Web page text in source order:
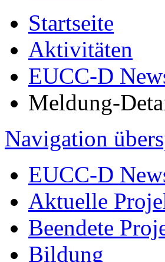
Startseite
Aktivitäten
EUCC-D
Meldung-
Navigation
EUCC-D
Aktuelle
Beendete
Bildung